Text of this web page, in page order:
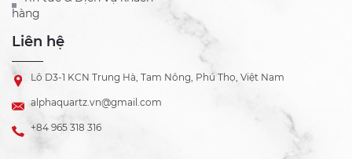
hàng
Liên hệ
Lô D3-1 KCN Trung Hà, Tam Nông, Phú Thọ, Việt Nam
alphaquartz.vn@gmail.com
+84 965 318 316